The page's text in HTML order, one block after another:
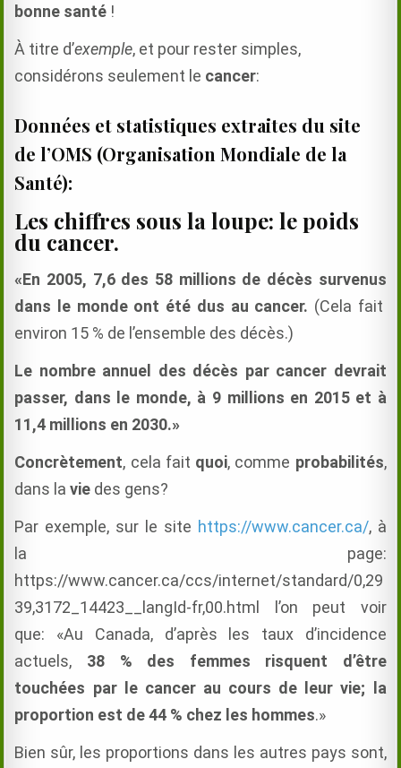
bonne santé !
À titre d’exemple, et pour rester simples,
considérons seulement le cancer:
Données et statistiques extraites du site
de l’OMS (Organisation Mondiale de la
Santé):
Les chiffres sous la loupe: le poids
du cancer.
«En 2005, 7,6des 58 millions de décès survenus
dans le monde ont été dus au cancer. (Cela fait
environ 15 % de l’ensemble des décès.)
Le nombre annuel des décès par cancer devrait
passer, dans le monde, à 9 millions en 2015 et à
11,4 millions en 2030.»
Concrètement, cela fait quoi, comme probabilités,
dans lavie des gens?
Par exemple, sur le site https://www.cancer.ca/, à
la page:
https://www.cancer.ca/ccs/internet/standard/0,29
39,3172_14423__langId-fr,00.html l’on peut voir
que: «Au Canada, d’après les taux d’incidence
actuels, 38 % des femmes
risquent d’être
touchées par le cancer au cours de leur vie; la
proportion est de 44 % chez les hommes.»
Bien sûr, les proportions dans les autres pays sont,